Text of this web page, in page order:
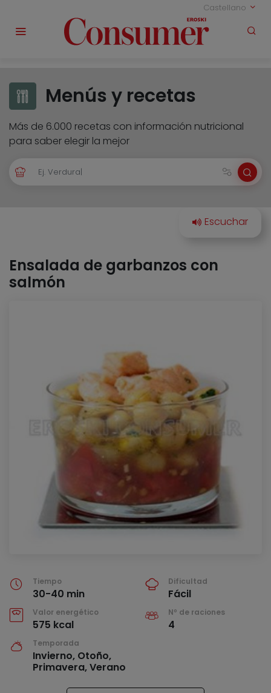
Castellano
Menús y recetas
Más de 6.000 recetas con información nutricional
para saber elegir la mejor
Ensalada de garbanzos con
salmón
Tiempo
30-40 min
Dificultad
Fácil
Valor energético
575 kcal
Nº de raciones
4
Temporada
Invierno, Otoño,
Primavera, Verano